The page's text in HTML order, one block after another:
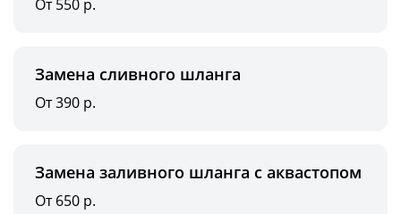
От 550 р.
Замена сливного шланга
От 390 р.
Замена заливного шланга с аквастопом
От 650 р.